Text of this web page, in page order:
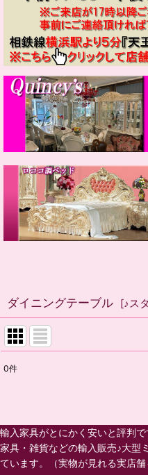
ダイニングテーブル [♪ス
絞
0件
輸入家具がとにかく安いと評判
家具・雑貨などの輸入販売♪大型
ています。（実物が見れる実店